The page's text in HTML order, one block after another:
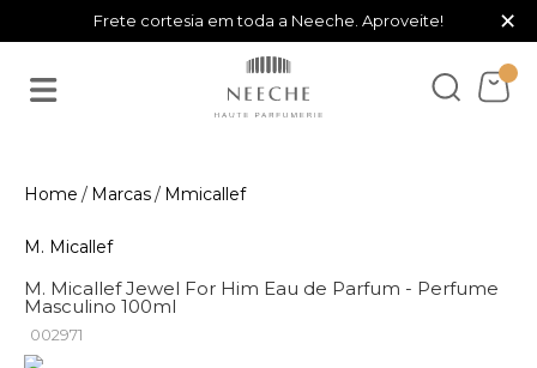
Frete cortesia em toda a Neeche. Aproveite! ×
Marcas Mmicallef
M. Micallef
M. Micallef Jewel For Him Eau de Parfum - Perfume
Masculino 100ml
002971